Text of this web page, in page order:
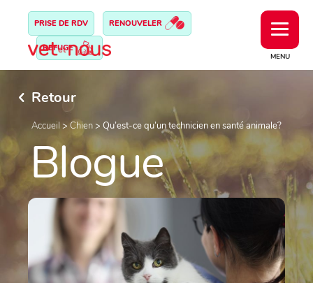
MENU
PRISE DE RDV RENOUVELER
REFUGE
Retour
Accueil >Chien > Qu’est-ce qu’un technicien en santé animale?
Blogue